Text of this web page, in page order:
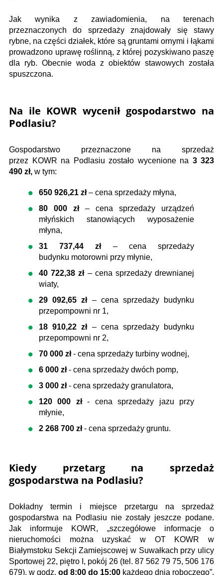
Jak wynika z zawiadomienia, na terenach
przeznaczonych do sprzedaży znajdowały się stawy
rybne, na części działek, które są gruntami ornymi i łąkami
prowadzono uprawę roślinną, z której pozyskiwano paszę
dla ryb. Obecnie woda z obiektów stawowych została
spuszczona.
Na ile KOWR wycenił gospodarstwo na
Podlasiu?
Gospodarstwo przeznaczone na sprzedaż
przez KOWR na Podlasiu zostało wycenione na 3 323
490 zł, w tym:
650 926,21 zł– cena sprzedaży młyna,
80 000 zł– cena sprzedaży urządzeń
młyńskich stanowiących wyposażenie
młyna,
31 737,44 zł – cena sprzedaży
budynku motorowni przy młynie,
40 722,38 zł– cena sprzedaży drewnianej
wiaty,
29 092,65 zł– cena sprzedaży budynku
przepompowni nr 1,
18 910,22 zł– cena sprzedaży budynku
przepompowni nr 2,
70 000 zł- cena sprzedaży turbiny wodnej,
6 000 zł- cena sprzedaży dwóch pomp,
3 000 zł- cena sprzedaży granulatora,
120 000 zł- cena sprzedaży jazu przy
młynie,
2 268 700 zł- cena sprzedaży gruntu.
Kiedy przetarg na sprzedaż
gospodarstwa na Podlasiu?
Dokładny termin i miejsce przetargu na sprzedaż
gospodarstwa na Podlasiu nie zostały jeszcze podane.
Jak informuje KOWR, „szczegółowe informacje o
nieruchomości można uzyskać w OT KOWR w
Białymstoku Sekcji Zamiejscowej w Suwałkach przy ulicy
Sportowej 22, piętro I, pokój 26 (tel. 87 562 79 75, 506 176
679), w godz. od 8:00 do 15:00 każdego dnia roboczego”.